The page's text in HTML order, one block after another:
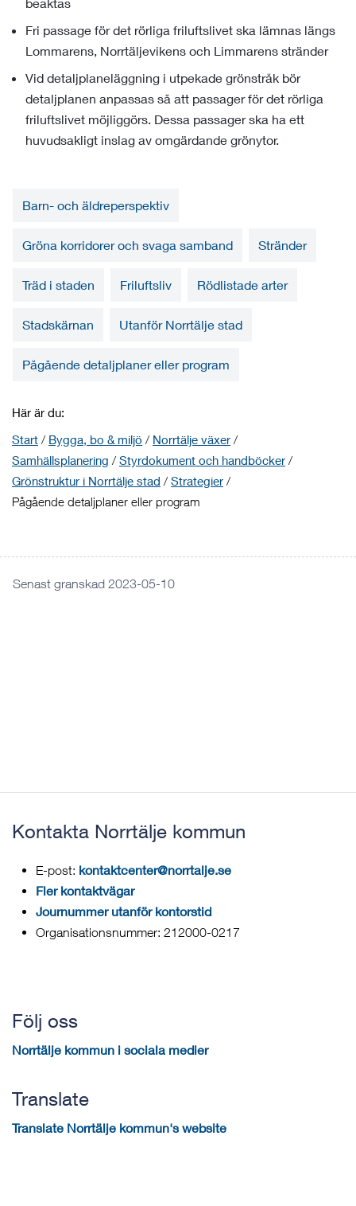
Fri passage för det rörliga friluftslivet ska lämnas längs
Lommarens, Norrtäljevikens och Limmarens stränder
Vid detaljplaneläggning i utpekade grönstråk bör
detaljplanen anpassas så att passager för det rörliga
friluftslivet möjliggörs. Dessa passager ska ha ett
huvudsakligt inslag av omgärdande grönytor.
Barn- och äldreperspektiv
Gröna korridorer och svaga samband Stränder
Träd i staden Friluftsliv Rödlistade arter
Stadskärnan Utanför Norrtälje stad
Pågående detaljplaner eller program
Här är du:
Start / Bygga, bo & miljö / Norrtälje växer /
Samhällsplanering / Styrdokument och handböcker /
Grönstruktur i Norrtälje stad / Strategier /
Pågående detaljplaner eller program
Senast granskad 2023-05-10
Kontakta Norrtälje kommun
E-post: kontaktcenter@norrtalje.se
Fler kontaktvägar
Journummer utanför kontorstid
Organisationsnummer: 212000-0217
Följ oss
Norrtälje kommun i sociala medier
Translate
Translate Norrtälje kommun's website